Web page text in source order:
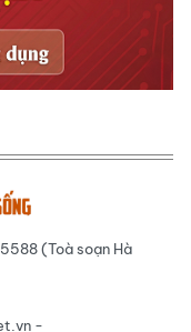
(Toà soạn Hà
-